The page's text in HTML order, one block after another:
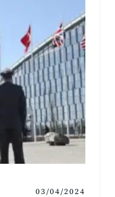
03/04/2024